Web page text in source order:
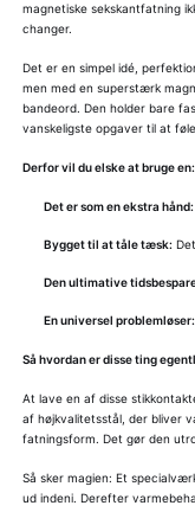
magnetiske sekskantfatning
changer.
Det er en simpel idé,
men med en superstærk
bandeord. Den holder bare
vanskeligste opgaver til at
Derfor vil du elske at bruge en:
Det er som en ekstra hånd:
Bygget til at tåle tæsk:
Den ultimative
En universel problemløser:
Så hvordan er disse ting
At lave en af disse
af højkvalitetsstål, der bliver
fatningsform. Det gør den
Så sker magien: Et
ud indeni. Derefter